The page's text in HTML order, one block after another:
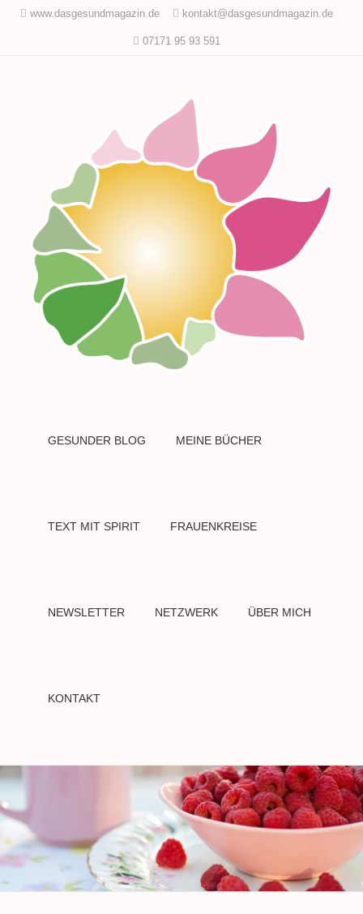
www.dasgesundmagazin.de kontakt@dasgesundmagazin.de
07171 95 93 591
GESUNDER BLOG MEINE BÜCHER
TEXT MIT SPIRIT FRAUENKREISE
NEWSLETTER NETZWERK ÜBER MICH
KONTAKT